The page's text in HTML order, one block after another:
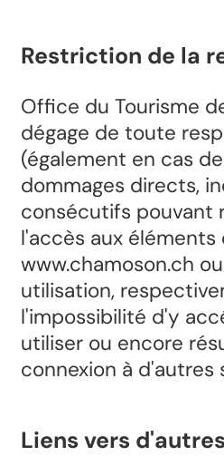
Restriction de la
Office du Tourisme
dégage de toute
(également en cas
dommages directs,
consécutifs pouvant
l'accès aux
www.chamoson.ch
utilisation,
l'impossibilité d'y
utiliser ou encore
connexion à d'autres
Liens vers